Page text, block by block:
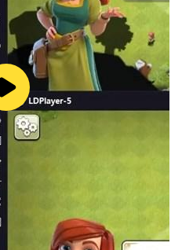
واحكم سيطرتك!
كوِّن تحالفات
خفف عبء النجاة في هذا العالم
تحالفات أو الانضمام إليها. تعاون
تتميز اللعبة بقائمة من الأبطال
تجنيدهم. يعد الجمع بين الأبطال
أمراً ضرورياً لأخذ زمام المبادرة
العصيبة.